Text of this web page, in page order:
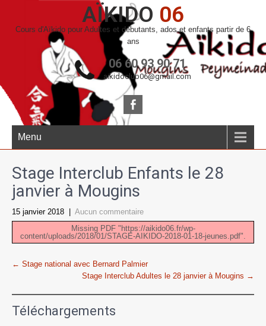
AÏKIDO 06
Cours d'Aïkido pour Adultes et débutants, ados et enfants partir de 6
ans
06 60 93 90 71
aikidoclub06@gmail.com
Menu
Stage Interclub Enfants le 28
janvier à Mougins
15 janvier 2018
Aucun commentaire
Missing PDF "https://aikido06.fr/wp-
content/uploads/2018/01/STAGE-AIKIDO-2018-01-18-jeunes.pdf".
Post
← Stage national avec Bernard Palmier
Stage Interclub Adultes le 28 janvier à Mougins →
Téléchargements